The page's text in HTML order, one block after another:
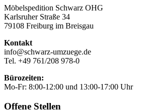
Möbelspedition Schwarz OHG
Karlsruher Straße 34
79108 Freiburg im Breisgau
Kontakt
info@schwarz-umzuege.de
Tel. +49 761/208 978-0
Bürozeiten:
Mo-Fr: 8:00-12:00 und 13:00-17:00 Uhr
Offene Stellen